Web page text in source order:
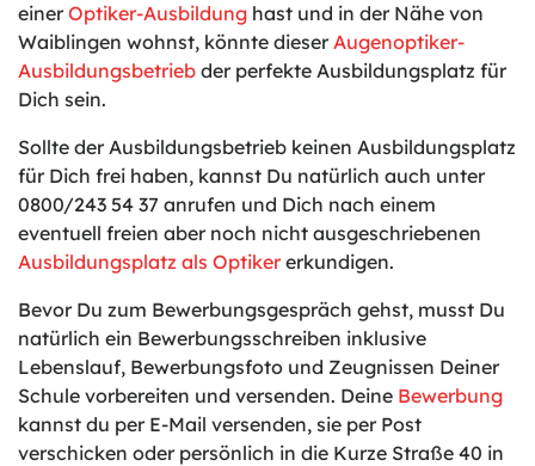
einer Optiker-Ausbildung hast und in der Nähe von
Waiblingen wohnst, könnte dieser Augenoptiker-
Ausbildungsbetrieb der perfekte Ausbildungsplatz für
Dich sein.
Sollte der Ausbildungsbetrieb keinen Ausbildungsplatz
für Dich frei haben, kannst Du natürlich auch unter
0800/243 54 37 anrufen und Dich nach einem
eventuell freien aber noch nicht ausgeschriebenen
Ausbildungsplatz als Optiker erkundigen.
Bevor Du zum Bewerbungsgespräch gehst, musst Du
natürlich ein Bewerbungsschreiben inklusive
Lebenslauf, Bewerbungsfoto und Zeugnissen Deiner
Schule vorbereiten und versenden. Deine Bewerbung
kannst du per E-Mail versenden, sie per Post
verschicken oder persönlich in die Kurze Straße 40 in